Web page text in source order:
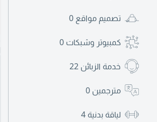
تصميم مواقع 0
كمبيوتر وشبكات 0
خدمة الزبائن 22
مترجمين 0
لياقة بدنية 4